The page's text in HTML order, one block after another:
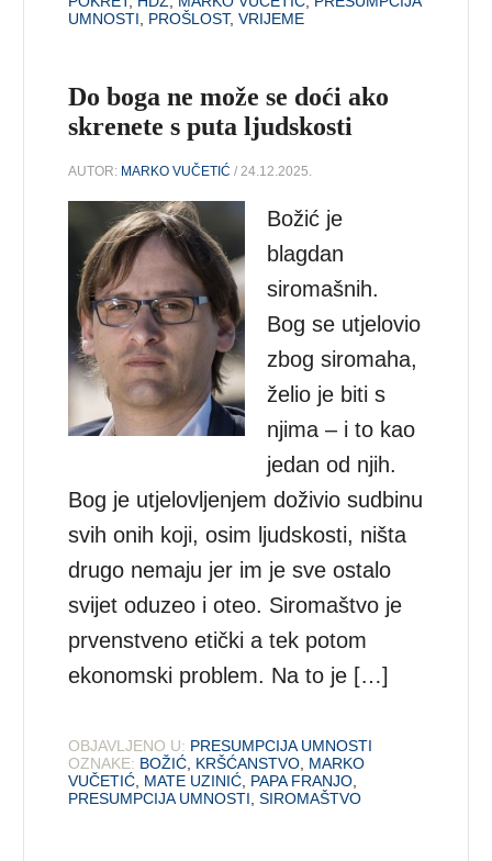
UMNOSTI, PROŠLOST,VRIJEME
Do boga ne može se doći ako
skrenete s puta ljudskosti
AUTOR: MARKO VUČETIĆ / 24.12.2025.
Božić je
blagdan
siromašnih.
Bog se utjelovio
zbog siromaha,
želio je biti s
njima – i to kao
jedan od njih.
Bog je utjelovljenjem doživio sudbinu
svih onih koji, osim ljudskosti, ništa
drugo nemaju jer im je sve ostalo
svijet oduzeo i oteo. Siromaštvo je
prvenstveno etički a tek potom
ekonomski problem. Na to je […]
OBJAVLJENO U: PRESUMPCIJA UMNOSTI
OZNAKE: BOŽIĆ KRŠĆANSTVO MARKO
VUČETIĆ MATE UZINIĆ PAPA FRANJO
PRESUMPCIJA UMNOSTI ,SIROMAŠTVO